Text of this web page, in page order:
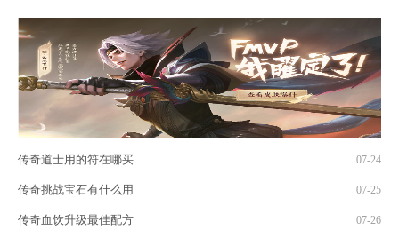
传奇道士用的符在哪买 07-24
传奇挑战宝石有什么用 07-25
传奇血饮升级最佳配方 07-26